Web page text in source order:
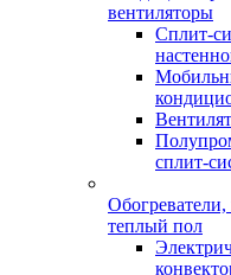
вентиляторы
Сплит-
сплит-
теплый пол